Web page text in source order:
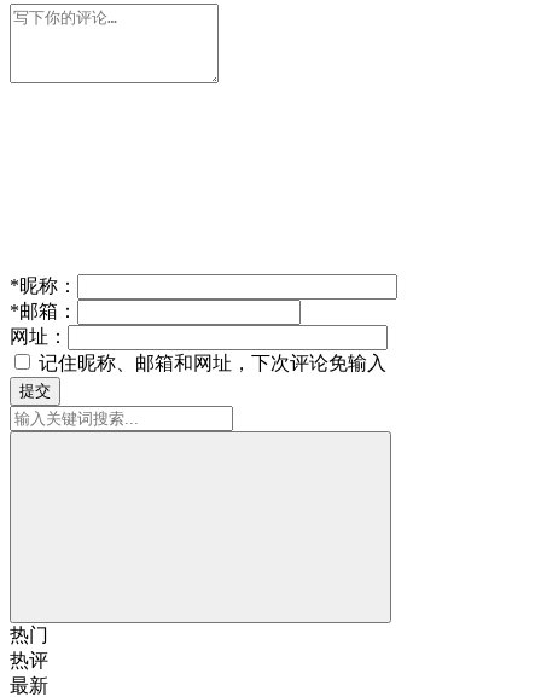
*昵称：
*邮箱：
网址：
记住昵称、邮箱和网址，下次评论免输入
提交
热门
热评
最新